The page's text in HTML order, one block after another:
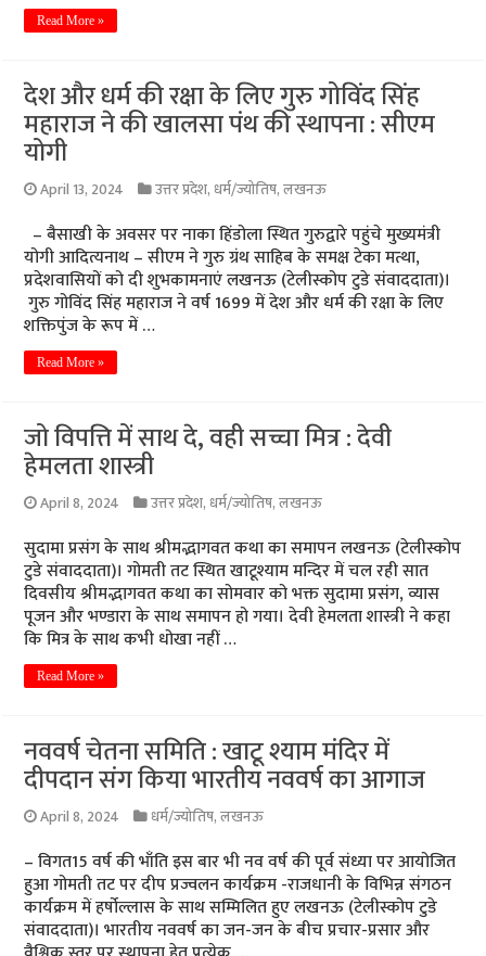
Read More »
देश और धर्म की रक्षा के लिए गुरु गोविंद सिंह
महाराज ने की खालसा पंथ की स्थापना : सीएम
योगी
April 13, 2024 उत्तर प्रदेश, धर्म/ज्योतिष,लखनऊ
– बैसाखी के अवसर पर नाका हिंडोला स्थित गुरुद्वारे पहुंचे मुख्यमंत्री
योगी आदित्यनाथ – सीएम ने गुरु ग्रंथ साहिब के समक्ष टेका मत्था,
प्रदेशवासियों को दी शुभकामनाएं लखनऊ (टेलीस्कोप टुडे संवाददाता)।
गुरु गोविंद सिंह महाराज ने वर्ष 1699 में देश और धर्म की रक्षा के लिए
शक्तिपुंज के रूप में …
Read More »
जो विपत्ति में साथ दे, वही सच्चा मित्र : देवी
हेमलता शास्त्री
April 8, 2024 उत्तर प्रदेश, धर्म/ज्योतिष,लखनऊ
सुदामा प्रसंग के साथ श्रीमद्भागवत कथा का समापन लखनऊ (टेलीस्कोप
टुडे संवाददाता)। गोमती तट स्थित खाटूश्याम मन्दिर में चल रही सात
दिवसीय श्रीमद्भागवत कथा का सोमवार को भक्त सुदामा प्रसंग, व्यास
पूजन और भण्डारा के साथ समापन हो गया। देवी हेमलता शास्त्री ने कहा
कि मित्र के साथ कभी धोखा नहीं …
Read More »
नववर्ष चेतना समिति : खाटू श्याम मंदिर में
दीपदान संग किया भारतीय नववर्ष का आगाज
April 8, 2024 धर्म/ज्योतिष,लखनऊ
– विगत15 वर्ष की भाँति इस बार भी नव वर्ष की पूर्व संध्या पर आयोजित
हुआ गोमती तट पर दीप प्रज्वलन कार्यक्रम -राजधानी के विभिन्न संगठन
कार्यक्रम में हर्षोल्लास के साथ सम्मिलित हुए लखनऊ (टेलीस्कोप टुडे
संवाददाता)। भारतीय नववर्ष का जन-जन के बीच प्रचार-प्रसार और